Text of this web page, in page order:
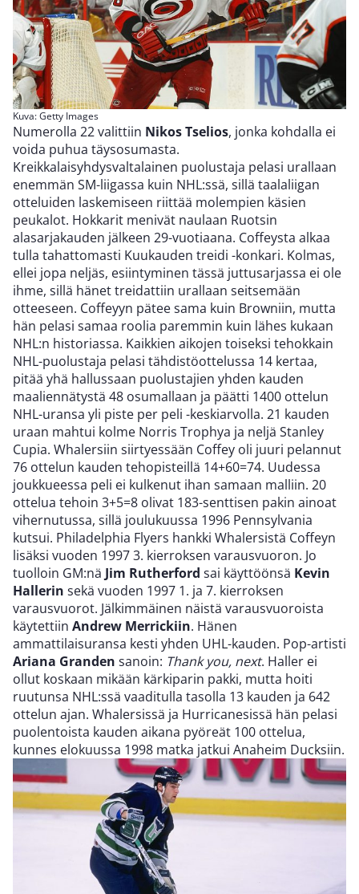
Kuva: Getty Images
Numerolla 22 valittiin Nikos Tselios, jonka kohdalla ei
voida puhua täysosumasta.
Kreikkalaisyhdysvaltalainen puolustaja pelasi urallaan
enemmän SM-liigassa kuin NHL:ssä, sillä taalaliigan
otteluiden laskemiseen riittää molempien käsien
peukalot. Hokkarit menivät naulaan Ruotsin
alasarjakauden jälkeen 29-vuotiaana. Coffeysta alkaa
tulla tahattomasti Kuukauden treidi -konkari. Kolmas,
ellei jopa neljäs, esiintyminen tässä juttusarjassa ei ole
ihme, sillä hänet treidattiin urallaan seitsemään
otteeseen. Coffeyyn pätee sama kuin Browniin, mutta
hän pelasi samaa roolia paremmin kuin lähes kukaan
NHL:n historiassa. Kaikkien aikojen toiseksi tehokkain
NHL-puolustaja pelasi tähdistöottelussa 14 kertaa,
pitää yhä hallussaan puolustajien yhden kauden
maaliennätystä 48 osumallaan ja päätti 1400 ottelun
NHL-uransa yli piste per peli -keskiarvolla. 21 kauden
uraan mahtui kolme Norris Trophya ja neljä Stanley
Cupia. Whalersiin siirtyessään Coffey oli juuri pelannut
76 ottelun kauden tehopisteillä 14+60=74. Uudessa
joukkueessa peli ei kulkenut ihan samaan malliin. 20
ottelua tehoin 3+5=8 olivat 183-senttisen pakin ainoat
vihernutussa, sillä joulukuussa 1996 Pennsylvania
kutsui. Philadelphia Flyers hankki Whalersistä Coffeyn
lisäksi vuoden 1997 3. kierroksen varausvuoron. Jo
tuolloin GM:nä Jim Rutherford sai käyttöönsä Kevin
Hallerin sekä vuoden 1997 1. ja 7. kierroksen
varausvuorot. Jälkimmäinen näistä varausvuoroista
käytettiin Andrew Merrickiin. Hänen
ammattilaisuransa kesti yhden UHL-kauden. Pop-artisti
Ariana Granden sanoin: Thank you, next. Haller ei
ollut koskaan mikään kärkiparin pakki, mutta hoiti
ruutunsa NHL:ssä vaaditulla tasolla 13 kauden ja 642
ottelun ajan. Whalersissä ja Hurricanesissä hän pelasi
puolentoista kauden aikana pyöreät 100 ottelua,
kunnes elokuussa 1998 matka jatkui Anaheim Ducksiin.